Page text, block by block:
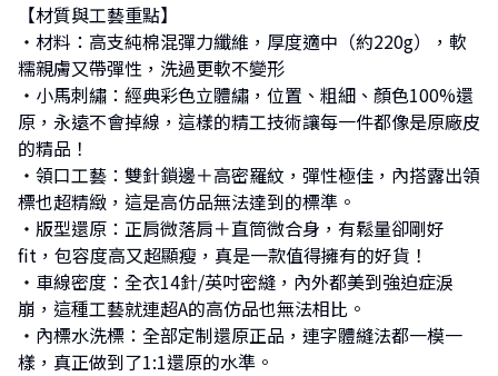
【材質與工藝重點】
・材料：高支純棉混彈力纖維，厚度適中（約220g），軟
糯親膚又帶彈性，洗過更軟不變形
・小馬刺繡：經典彩色立體繡，位置、粗細、顏色100%還
原，永遠不會掉線，這樣的精工技術讓每一件都像是原廠皮
的精品！
・領口工藝：雙針鎖邊＋高密羅紋，彈性極佳，內搭露出領
標也超精緻，這是高仿品無法達到的標準。
・版型還原：正肩微落肩＋直筒微合身，有鬆量卻剛好
fit，包容度高又超顯瘦，真是一款值得擁有的好貨！
・車線密度：全衣14針/英吋密縫，內外都美到強迫症淚
崩，這種工藝就連超A的高仿品也無法相比。
・內標水洗標：全部定制還原正品，連字體縫法都一模一
樣，真正做到了1:1還原的水準。